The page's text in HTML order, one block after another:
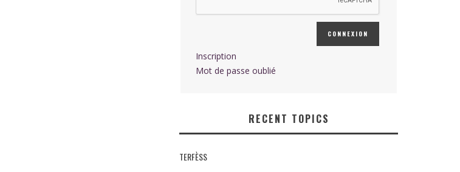
CONNEXION
Inscription
Mot de passe oublié
RECENT TOPICS
TERFÈSS